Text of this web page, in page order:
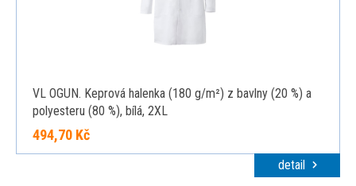
VL OGUN. Keprová halenka (180 g/m²) z bavlny (20 %) a
polyesteru (80 %), bílá, 2XL
494,70 Kč
detail